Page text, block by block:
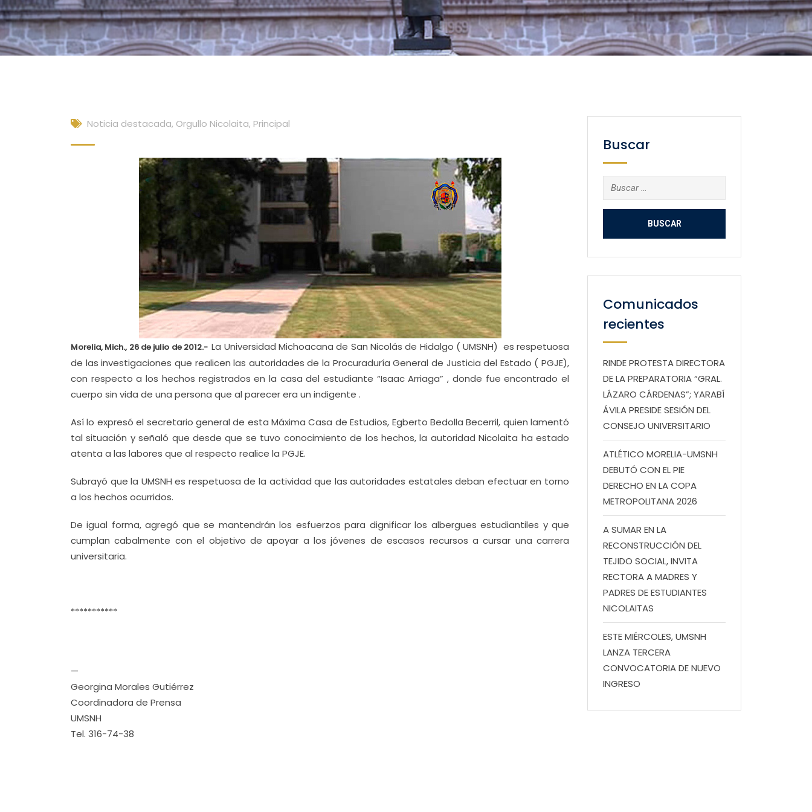
Noticia destacada, Orgullo Nicolaita, Principal
Morelia, Mich., 26 de julio de 2012.-La Universidad Michoacana de San Nicolás de Hidalgo ( UMSNH) es respetuosa
de las investigaciones que realicen las autoridades de la Procuraduría General de Justicia del Estado ( PGJE),
con respecto a los hechos registrados en la casa del estudiante “Isaac Arriaga” , donde fue encontrado el
cuerpo sin vida de una persona que al parecer era un indigente .
Así lo expresó el secretario general de esta Máxima Casa de Estudios, Egberto Bedolla Becerril, quien lamentó
tal situación y señaló que desde que se tuvo conocimiento de los hechos, la autoridad Nicolaita ha estado
atenta a las labores que al respecto realice la PGJE.
Subrayó que la UMSNH es respetuosa de la actividad que las autoridades estatales deban efectuar en torno
a los hechos ocurridos.
De igual forma, agregó que se mantendrán los esfuerzos para dignificar los albergues estudiantiles y que
cumplan cabalmente con el objetivo de apoyar a los jóvenes de escasos recursos a cursar una carrera
universitaria.
***********
—
Georgina Morales Gutiérrez
Coordinadora de Prensa
UMSNH
Tel. 316-74-38
Buscar
Buscar:
Comunicados
recientes
RINDE PROTESTA DIRECTORA
DE LA PREPARATORIA “GRAL.
LÁZARO CÁRDENAS”; YARABÍ
ÁVILA PRESIDE SESIÓN DEL
CONSEJO UNIVERSITARIO
ATLÉTICO MORELIA-UMSNH
DEBUTÓ CON EL PIE
DERECHO EN LA COPA
METROPOLITANA 2026
A SUMAR EN LA
RECONSTRUCCIÓN DEL
TEJIDO SOCIAL, INVITA
RECTORA A MADRES Y
PADRES DE ESTUDIANTES
NICOLAITAS
ESTE MIÉRCOLES, UMSNH
LANZA TERCERA
CONVOCATORIA DE NUEVO
INGRESO